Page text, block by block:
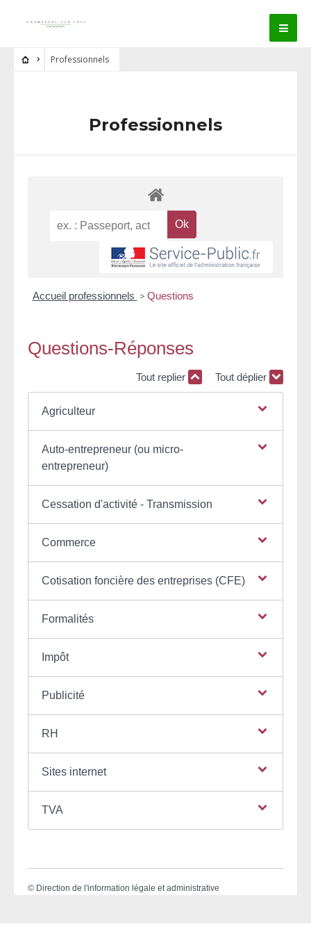
Professionnels
Professionnels
Accueil professionnels > Questions
Questions-Réponses
Tout replier Tout déplier
Agriculteur
Auto-entrepreneur (ou micro-
entrepreneur)
Cessation d'activité - Transmission
Commerce
Cotisation foncière des entreprises (CFE)
Formalités
Impôt
Publicité
RH
Sites internet
TVA
© Direction de l'information légale et administrative